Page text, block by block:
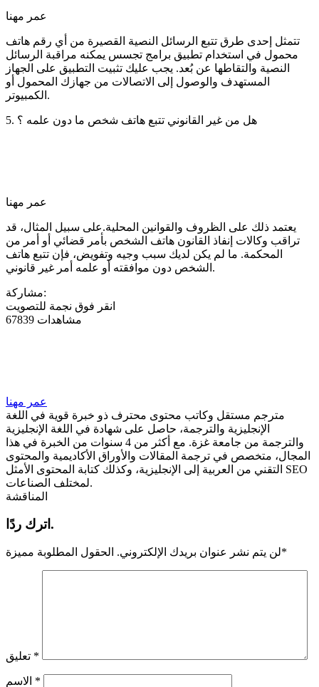
عمر مهنا
تتمثل إحدى طرق تتبع الرسائل النصية القصيرة من أي رقم هاتف
محمول في استخدام تطبيق برامج تجسس يمكنه مراقبة الرسائل
النصية والتقاطها عن بُعد. يجب عليك تثبيت التطبيق على الجهاز
المستهدف والوصول إلى الاتصالات من جهازك المحمول أو
الكمبيوتر.
5. هل من غير القانوني تتبع هاتف شخص ما دون علمه ؟
عمر مهنا
يعتمد ذلك على الظروف والقوانين المحلية.على سبيل المثال، قد
تراقب وكالات إنفاذ القانون هاتف الشخص بأمر قضائي أو أمر من
المحكمة. ما لم يكن لديك سبب وجيه وتفويض، فإن تتبع هاتف
الشخص دون موافقته أو علمه أمر غير قانوني.
مشاركة:
انقر فوق نجمة للتصويت
67839 مشاهدات
عمر مهنا
مترجم مستقل وكاتب محتوى محترف ذو خبرة قوية في اللغة
الإنجليزية والترجمة، حاصل على شهادة في اللغة الإنجليزية
والترجمة من جامعة غزة. مع أكثر من 4 سنوات من الخبرة في هذا
المجال، متخصص في ترجمة المقالات والأوراق الأكاديمية والمحتوى
التقني من العربية إلى الإنجليزية، وكذلك كتابة المحتوى الأمثل SEO
لمختلف الصناعات.
المناقشة
اترك ردًا.
لن يتم نشر عنوان بريدك الإلكتروني. الحقول المطلوبة مميزة *
*
*